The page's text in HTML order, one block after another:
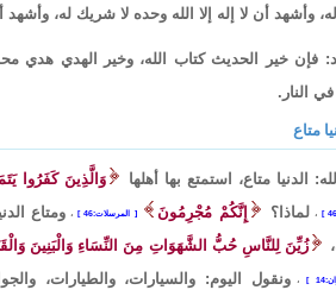
وأشهد أن لا إله إلا الله وحده لا شريك له،
فإن خير الحديث كتاب الله، وخير الهدي هدي
النار.
متاع
الدنيا متاع، استمتع بها أهلها وَالَّذِينَ كَفَرُوا
، لماذا؟ إِنَّكُمْ مُجْرِمُونَ المرسلات:46 ، ومتاع
زُيِّنَ لِلنَّاسِ حُبُّ الشَّهَوَاتِ مِنَ النِّسَاءِ وَالْبَنِينَ
،ونقول اليوم: والسيارات، والطيارات،